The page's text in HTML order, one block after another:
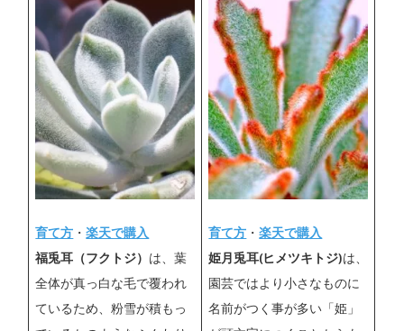
育て方 ・楽天で購入
福兎耳（フクトジ） は、葉
全体が真っ白な毛で覆われ
ているため、粉雪が積もっ
育て方 ・楽天で購入
姫月兎耳(ヒメツキトジ)は、
園芸ではより小さなものに
名前がつく事が多い「姫」